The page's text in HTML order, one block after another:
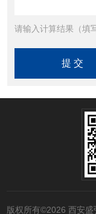
请输入计算结果（填
版权所有©2026 西安